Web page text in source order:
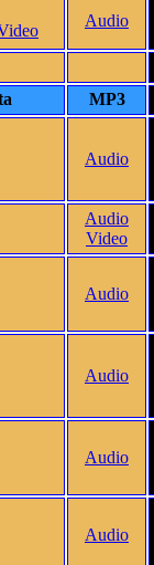
Audio
MP3
Audio
Audio
Video
Audio
Audio
Audio
Audio